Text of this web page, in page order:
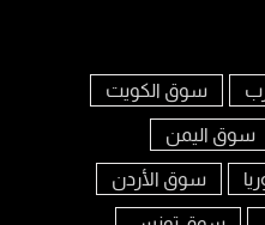
سوق الكويت
سوق اليمن
سوق الأردن